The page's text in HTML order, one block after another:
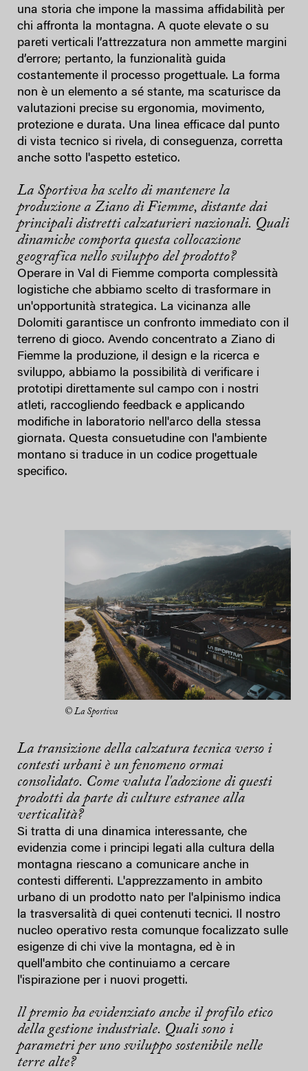
una storia che impone la massima affidabilità per
chi affronta la montagna. A quote elevate o su
pareti verticali l’attrezzatura non ammette margini
d’errore; pertanto, la funzionalità guida
costantemente il processo progettuale. La forma
non è un elemento a sé stante, ma scaturisce da
valutazioni precise su ergonomia, movimento,
protezione e durata. Una linea efficace dal punto
di vista tecnico si rivela, di conseguenza, corretta
anche sotto l'aspetto estetico.
La Sportiva ha scelto di mantenere la
produzione a Ziano di Fiemme, distante dai
principali distretti calzaturieri nazionali. Quali
dinamiche comporta questa collocazione
geografica nello sviluppo del prodotto?
Operare in Val di Fiemme comporta complessità
logistiche che abbiamo scelto di trasformare in
un'opportunità strategica. La vicinanza alle
Dolomiti garantisce un confronto immediato con il
terreno di gioco. Avendo concentrato a Ziano di
Fiemme la produzione, il design e la ricerca e
sviluppo, abbiamo la possibilità di verificare i
prototipi direttamente sul campo con i nostri
atleti, raccogliendo feedback e applicando
modifiche in laboratorio nell'arco della stessa
giornata. Questa consuetudine con l'ambiente
montano si traduce in un codice progettuale
specifico.
© La Sportiva
La transizione della calzatura tecnica verso i
contesti urbani è un fenomeno ormai
consolidato. Come valuta l'adozione di questi
prodotti da parte di culture estranee alla
verticalità?
Si tratta di una dinamica interessante, che
evidenzia come i principi legati alla cultura della
montagna riescano a comunicare anche in
contesti differenti. L'apprezzamento in ambito
urbano di un prodotto nato per l'alpinismo indica
la trasversalità di quei contenuti tecnici. Il nostro
nucleo operativo resta comunque focalizzato sulle
esigenze di chi vive la montagna, ed è in
quell'ambito che continuiamo a cercare
l'ispirazione per i nuovi progetti.
ll premio ha evidenziato anche il profilo etico
della gestione industriale. Quali sono i
parametri per uno sviluppo sostenibile nelle
terre alte?